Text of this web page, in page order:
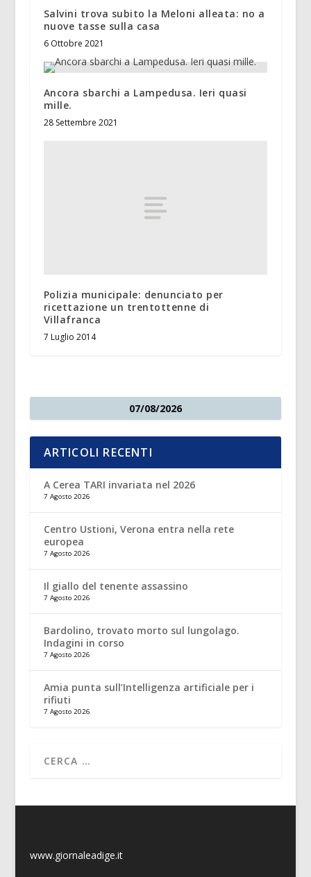
Salvini trova subito la Meloni alleata: no a
nuove tasse sulla casa
6 Ottobre 2021
Ancora sbarchi a Lampedusa. Ieri quasi
mille.
28 Settembre 2021
Polizia municipale: denunciato per
ricettazione un trentottenne di
Villafranca
7 Luglio 2014
07/08/2026
ARTICOLI RECENTI
A Cerea TARI invariata nel 2026
7 Agosto 2026
Centro Ustioni, Verona entra nella rete
europea
7 Agosto 2026
Il giallo del tenente assassino
7 Agosto 2026
Bardolino, trovato morto sul lungolago.
Indagini in corso
7 Agosto 2026
Amia punta sull’Intelligenza artificiale per i
rifiuti
7 Agosto 2026
www.giornaleadige.it